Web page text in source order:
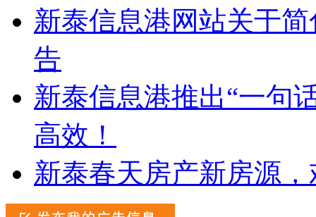
新泰信息港网站关于
告
新泰信息港推出“一句
高效！
新泰春天房产新房源